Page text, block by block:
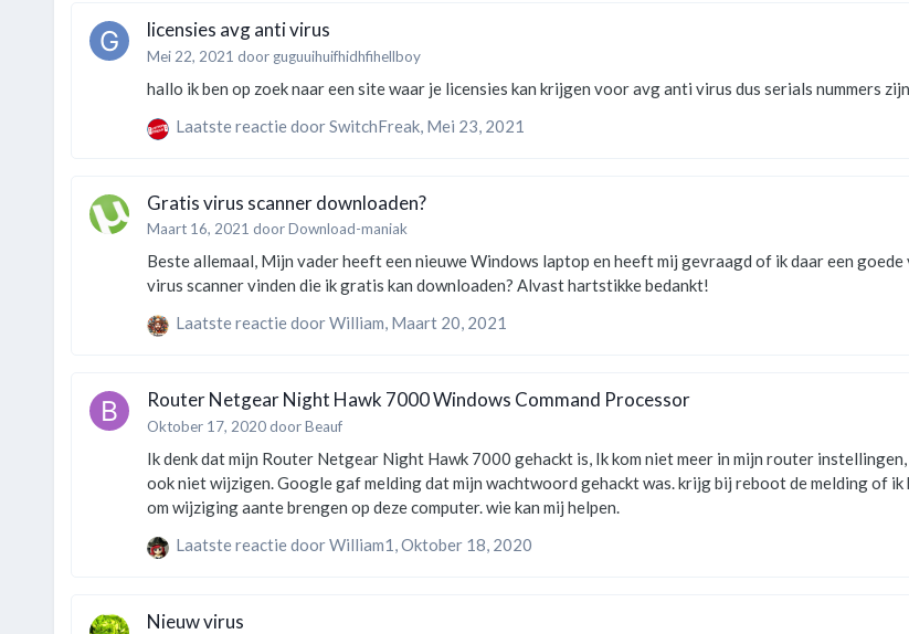
licensies avg anti virus
Mei 22, 2021 door guguuihuifhidhfihellboy
hallo ik ben
Laatste reactie doorSwitchFreak, Mei 23, 2021
Gratis virus scanner downloaden?
Maart 16, 2021 doorDownload-maniak
Beste allemaal, Mijn vader heeft een nieuwe Windows laptop en heeft mij gevraagd of ik daar een goede virus scanner op wil zetten. Nu is mijn vraag waar kan ik een goede
virus scanner vinden die ik gratis kan downloaden? Alvast hartstikke bedankt!
Laatste reactie doorWilliam, Maart 20, 2021
Router Netgear Night Hawk 7000 Windows Command Processor
Oktober 17, 2020doorBeauf
Ik denk dat mijn Router Netgear Night Hawk 7000 gehackt is, Ik kom niet meer in mijn router instellingen, en herkend mijn wachtwoord niet meer, en kan mijn wachtwoord
ook niet wijzigen. Google gaf melding dat mijn wachtwoord gehackt was. krijg bij reboot de melding of ik het programma Windows Command Processor toestemming geef
om wijziging aante brengen op deze computer. wie kan mij helpen.
Laatste reactie doorWilliam1 ,Oktober 18, 2020
Nieuw virus